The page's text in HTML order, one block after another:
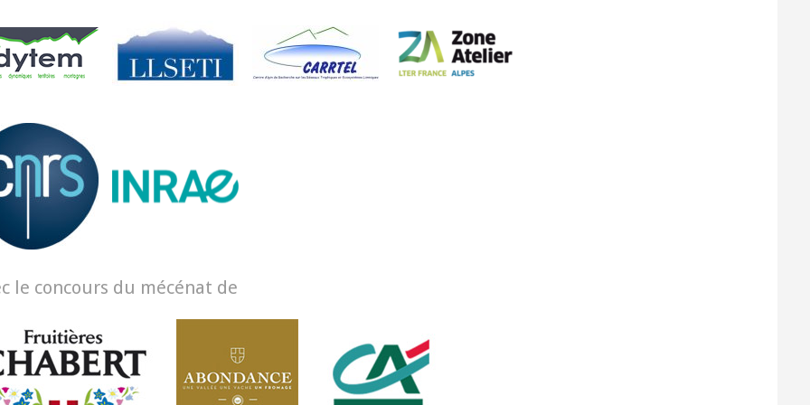
le concours du mécénat de